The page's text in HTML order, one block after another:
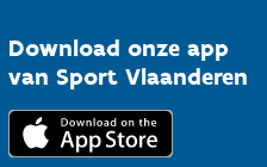
Download onze app
van Sport Vlaanderen